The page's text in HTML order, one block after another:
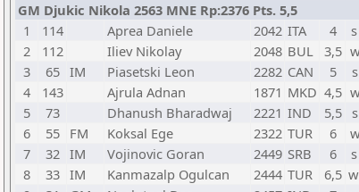
GM Djukic Nikola 2563 MNE Rp:2376 Pts. 5,5
1
114 Aprea Daniele 2042 ITA 4
2
112 Iliev Nikolay 2048 BUL 3,5
3
65 IM Piasetski Leon 2282 CAN 5
4
143 Ajrula Adnan 1871 MKD 4,5
5
73 Dhanush Bharadwaj 2221 IND 5,5
6
55 FM Koksal Ege 2322 TUR 6
7
32 IM Vojinovic Goran 2449 SRB 6
8
33 IM Kanmazalp Ogulcan 2444 TUR 6,5